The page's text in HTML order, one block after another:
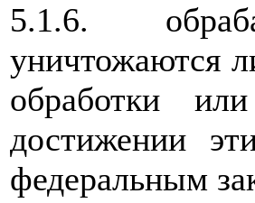
5.1.6.
уничтожаются
обработки
достижении
федеральным